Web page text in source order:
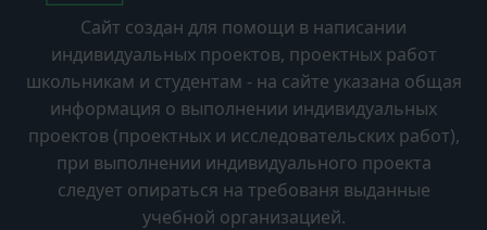
Сайт создан для помощи в написании
индивидуальных проектов, проектных работ
школьникам и студентам - на сайте указана общая
информация о выполнении индивидуальных
проектов (проектных и исследовательских работ),
при выполнении индивидуального проекта
следует опираться на требованя выданные
учебной организацией.